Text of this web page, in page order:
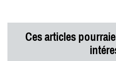
Ces articles